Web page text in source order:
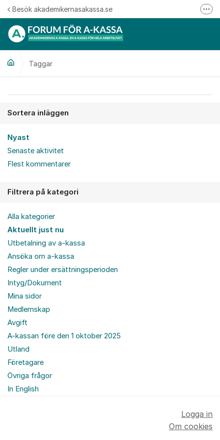
Hoppa till innehåll
Besök akademikernasakassa.se
Taggar
Sortera inläggen
Nyast
Senaste aktivitet
Flest kommentarer
Filtrera på kategori
Alla kategorier
Aktuellt just nu
Utbetalning av a-kassa
Ansöka om a-kassa
Regler under ersättningsperioden
Intyg/Dokument
Mina sidor
Medlemskap
Avgift
A-kassan före den 1 oktober 2025
Utland
Företagare
Övriga frågor
In English
Logga in
Om cookies